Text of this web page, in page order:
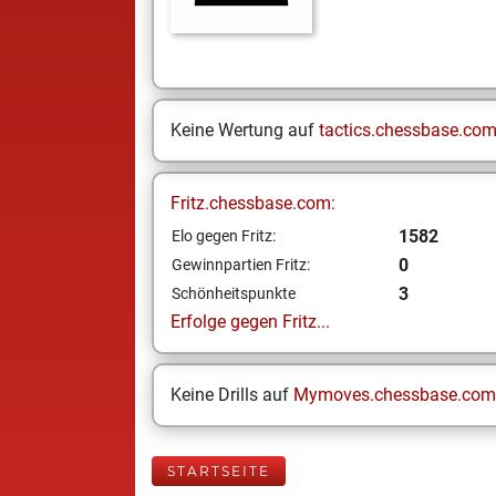
Keine Wertung auf tactics.chessbase.com
Fritz.chessbase.com:
Elo gegen Fritz: 1582
Gewinnpartien Fritz: 0
Schönheitspunkte
3
Erfolge gegen Fritz...
Keine Drills auf Mymoves.chessbase.com
STARTSEITE